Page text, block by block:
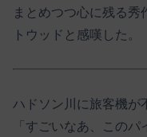
まとめつつ心に残る秀
トウッドと感嘆した。
ハドソン川に旅客機が
「すごいなあ、この